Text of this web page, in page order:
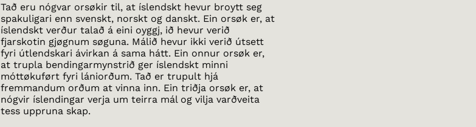
Tað eru nógvar orsøkir til, at íslendskt hevur broytt seg
spakuligari enn svenskt, norskt og danskt. Ein orsøk er, at
íslendskt verður talað á eini oyggj, ið hevur verið
fjarskotin gjøgnum søguna. Málið hevur ikki verið útsett
fyri útlendskari ávirkan á sama hátt. Ein onnur orsøk er,
at trupla bendingarmynstrið ger íslendskt minni
móttøkuført fyri lániorðum. Tað er trupult hjá
fremmandum orðum at vinna inn. Ein triðja orsøk er, at
nógvir íslendingar verja um teirra mál og vilja varðveita
tess uppruna skap.